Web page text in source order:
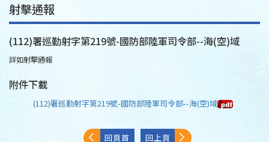
射擊通報
(112)署巡勤射字第219號-國防部陸軍司令部--海(空)域
詳如射擊通報
附件下載
(112)署巡勤射字第219號-國防部陸軍司令部--海(空)域
回頁首 回上頁